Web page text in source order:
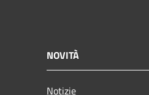
NOVITÀ
Notizie